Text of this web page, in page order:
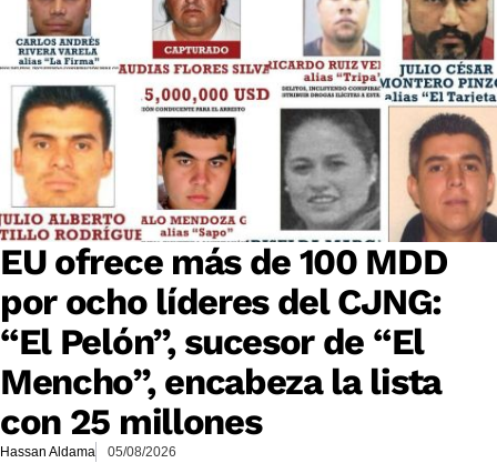
EU ofrece más de 100 MDD
por ocho líderes del CJNG:
“El Pelón”, sucesor de “El
Mencho”, encabeza la lista
con 25 millones
Hassan Aldama 05/08/2026